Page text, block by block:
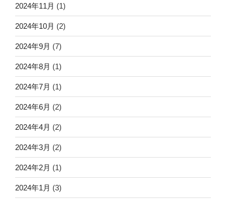
2024年11月 (1)
2024年10月 (2)
2024年9月 (7)
2024年8月 (1)
2024年7月 (1)
2024年6月 (2)
2024年4月 (2)
2024年3月 (2)
2024年2月 (1)
2024年1月 (3)